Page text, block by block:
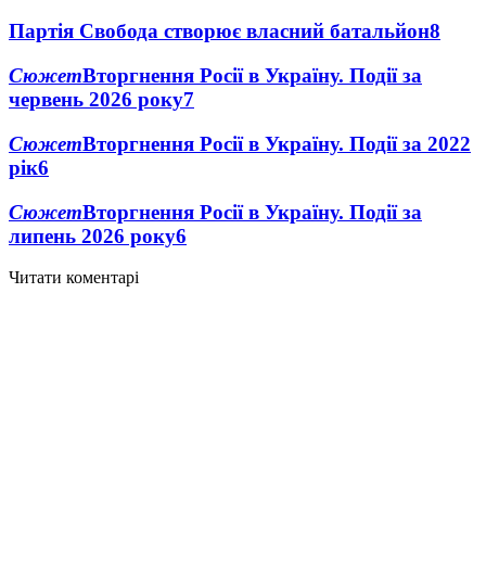
Партія Свобода створює власний батальйон8
СюжетВторгнення Росії в Україну. Події за
червень 2026 року7
СюжетВторгнення Росії в Україну. Події за 2022
рік6
СюжетВторгнення Росії в Україну. Події за
липень 2026 року6
Читати коментарі